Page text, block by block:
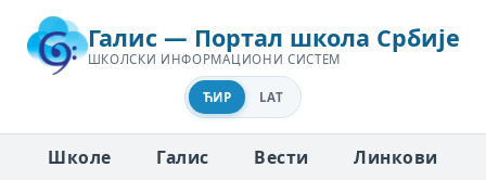
Галис — Портал школа Србије
ШКОЛСКИ ИНФОРМАЦИОНИ СИСТЕМ
ЋИР LAT
Школе Галис Вести
Линкови